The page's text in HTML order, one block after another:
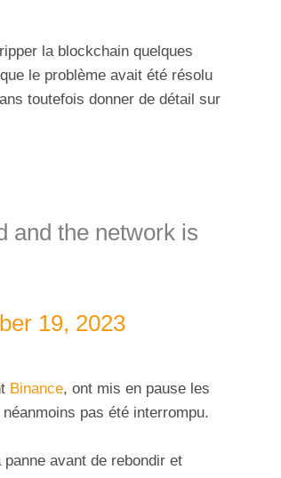
la blockchain quelques
le problème avait été résolu
toutefois donner de détail sur
and the network is
19, 2023
Binance, ont mis en pause les
pas été interrompu.
avant de rebondir et